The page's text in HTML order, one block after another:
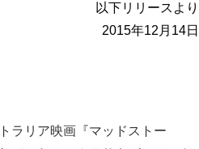
以下リリースより
2015年12月14日
ラリア映画『マッドストー